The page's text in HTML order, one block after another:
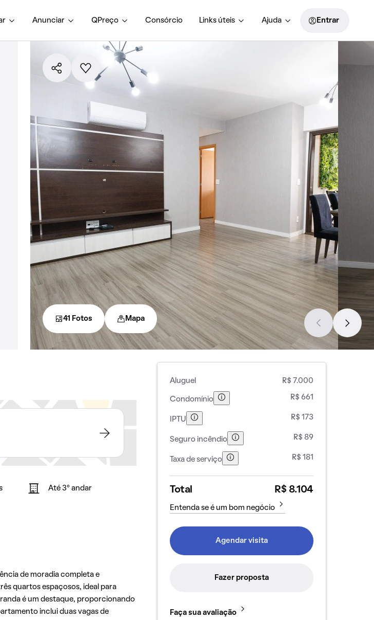
Anunciar QPreço Consórcio Links úteis Ajuda Entrar
41 Fotos Mapa
Até 3° andar
de moradia completa e
quartos espaçosos, ideal para
é um destaque, proporcionando
inclui duas vagas de
Aluguel R$ 7.000
Condomínio R$ 661
IPTU R$ 173
Seguro incêndio R$ 89
Taxa de serviço R$ 181
Total R$ 8.104
Entenda se é um bom negócio
Agendar visita
Fazer proposta
Faça sua avaliação